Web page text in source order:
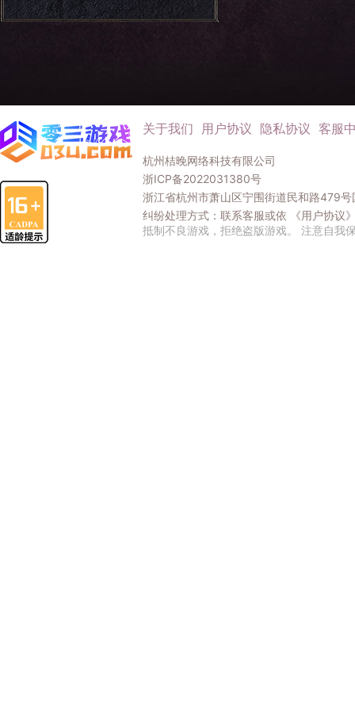
关于我们 用户协议 隐私协议 客服
杭州桔晚网络科技有限公司
浙ICP备2022031380号
浙江省杭州市萧山区宁围街道民和路479
纠纷处理方式：联系客服或依
《用户协议
抵制不良游戏，拒绝盗版游戏。 注意自我